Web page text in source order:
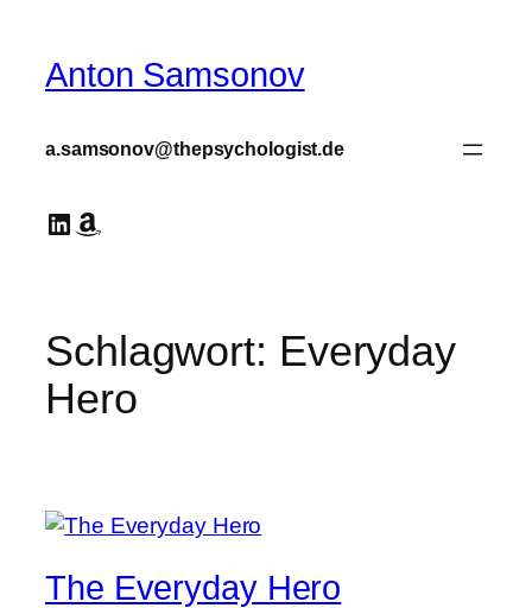
springen
Anton Samsonov
a.samsonov@thepsychologist.de
LinkedIn
Amazon
Schlagwort: Everyday
Hero
The Everyday Hero